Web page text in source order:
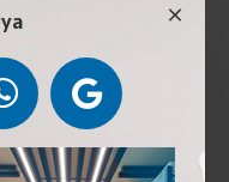
tarçın, zencefil,
koruyucu madde
muhafaza
üretilmişti r.